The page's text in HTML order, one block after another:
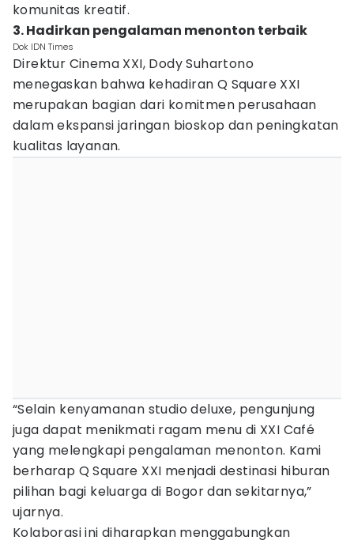
komunitas kreatif.
3. Hadirkan pengalaman menonton terbaik
Dok IDN Times
Direktur Cinema XXI, Dody Suhartono
menegaskan bahwa kehadiran Q Square XXI
merupakan bagian dari komitmen perusahaan
dalam ekspansi jaringan bioskop dan peningkatan
kualitas layanan.
“Selain kenyamanan studio deluxe, pengunjung
juga dapat menikmati ragam menu di XXI Café
yang melengkapi pengalaman menonton. Kami
berharap Q Square XXI menjadi destinasi hiburan
pilihan bagi keluarga di Bogor dan sekitarnya,”
ujarnya.
Kolaborasi ini diharapkan menggabungkan